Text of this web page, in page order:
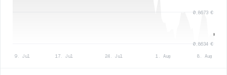
0,8673 €
0,8634 €
9. Jul 17. Jul 24. Jul 1. Aug 8. Aug